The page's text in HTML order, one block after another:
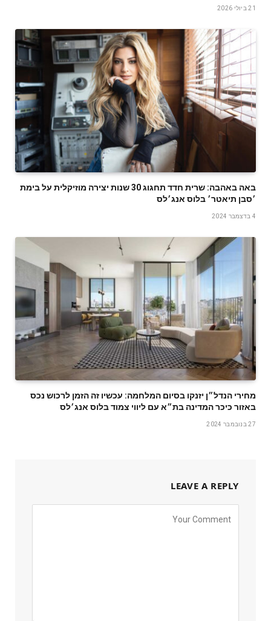
21 ביולי 2026
באה באהבה: שרית חדד תחגוג 30 שנות יצירה מוזיקלית על בימת
׳סבן תיאטר׳ בלוס אנג׳לס
4 בדצמבר 2024
מחירי הנדל״ן יזנקו בסיום המלחמה: עכשיו זה הזמן לרכוש נכס
באזור כיכר המדינה בת״א עם ליווי צמוד בלוס אנג׳לס
27 בנובמבר 2024
LEAVE A REPLY